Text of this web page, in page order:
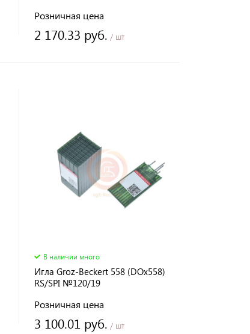
Розничная цена
2 170.33 руб. / шт
В наличии много
Игла Groz-Beckert 558 (DOx558)
RS/SPI №120/19
Розничная цена
3 100.01 руб. / шт